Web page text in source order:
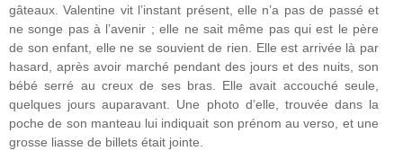
gâteaux. Valentine vit l’instant présent, elle n’a pas de passé et
ne songe pas à l’avenir ; elle ne sait même pas qui est le père
de son enfant, elle ne se souvient de rien. Elle est arrivée là par
hasard, après avoir marché pendant des jours et des nuits, son
bébé serré au creux de ses bras. Elle avait accouché seule,
quelques jours auparavant. Une photo d’elle, trouvée dans la
poche de son manteau lui indiquait son prénom au verso, et une
grosse liasse de billets était jointe.